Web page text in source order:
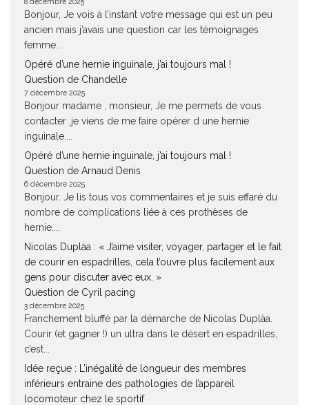
Bonjour, Je vois à l’instant votre message qui est un peu
ancien mais j’avais une question car les témoignages
femme...
Opéré d’une hernie inguinale, j’ai toujours mal !
Question de Chandelle
7 décembre 2025
Bonjour madame , monsieur, Je me permets de vous
contacter ,je viens de me faire opérer d une hernie
inguinale....
Opéré d’une hernie inguinale, j’ai toujours mal !
Question de Arnaud Denis
6 décembre 2025
Bonjour. Je lis tous vos commentaires et je suis effaré du
nombre de complications liée à ces prothèses de
hernie....
Nicolas Duplàa : « J’aime visiter, voyager, partager et le fait
de courir en espadrilles, cela t’ouvre plus facilement aux
gens pour discuter avec eux. »
Question de Cyril pacing
3 décembre 2025
Franchement bluffé par la démarche de Nicolas Duplàa.
Courir (et gagner !) un ultra dans le désert en espadrilles,
c’est...
Idée reçue : L’inégalité de longueur des membres
inférieurs entraine des pathologies de l’appareil
locomoteur chez le sportif